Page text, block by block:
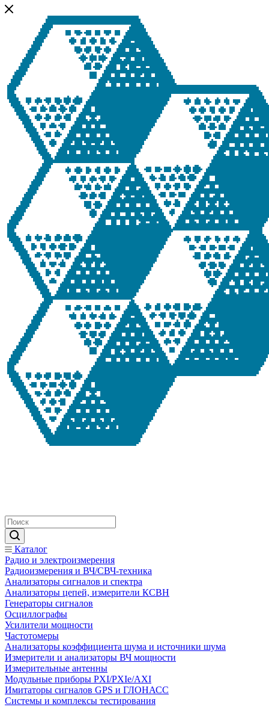
Каталог
Радио и электроизмерения
Радиоизмерения и ВЧ/СВЧ-техника
Анализаторы сигналов и спектра
Анализаторы цепей, измерители КСВН
Генераторы сигналов
Осциллографы
Усилители мощности
Частотомеры
Анализаторы коэффициента шума и источники шума
Измерители и анализаторы ВЧ мощности
Измерительные антенны
Модульные приборы PXI/PXIe/AXI
Имитаторы сигналов GPS и ГЛОНАСС
Системы и комплексы тестирования